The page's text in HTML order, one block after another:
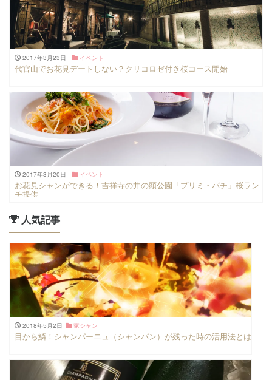
2017年3月23日 イベント
代官山でお花見デートしない？クリコロゼ付き桜コース開始
2017年3月20日 イベント
お花見シャンができる！吉祥寺の井の頭公園「プリミ・バチ」桜ラン
チ提供
人気記事
2018年5月2日 家シャン
目から鱗！シャンパーニュ（シャンパン）が残った時の活用法とは